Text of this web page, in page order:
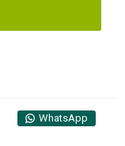
WhatsApp